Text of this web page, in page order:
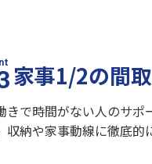
家事1/2の間
きで時間がない人のサ
収納や家事動線に徹底的